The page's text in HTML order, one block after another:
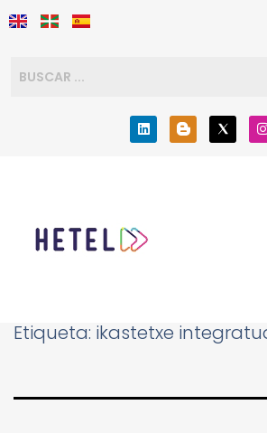
Etiqueta: ikastetxe